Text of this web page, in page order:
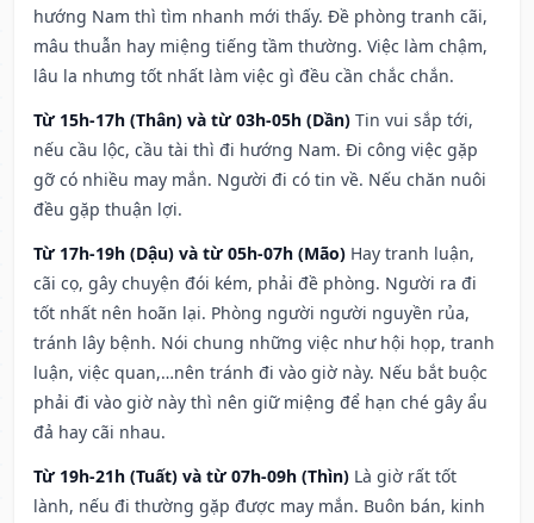
hướng Nam thì tìm nhanh mới thấy. Đề phòng tranh cãi,
mâu thuẫn hay miệng tiếng tầm thường. Việc làm chậm,
lâu la nhưng tốt nhất làm việc gì đều cần chắc chắn.
Từ 15h-17h (Thân) và từ 03h-05h (Dần) Tin vui sắp tới,
nếu cầu lộc, cầu tài thì đi hướng Nam. Đi công việc gặp
gỡ có nhiều may mắn. Người đi có tin về. Nếu chăn nuôi
đều gặp thuận lợi.
Từ 17h-19h (Dậu) và từ 05h-07h (Mão) Hay tranh luận,
cãi cọ, gây chuyện đói kém, phải đề phòng. Người ra đi
tốt nhất nên hoãn lại. Phòng người người nguyền rủa,
tránh lây bệnh. Nói chung những việc như hội họp, tranh
luận, việc quan,…nên tránh đi vào giờ này. Nếu bắt buộc
phải đi vào giờ này thì nên giữ miệng để hạn ché gây ẩu
đả hay cãi nhau.
Từ 19h-21h (Tuất) và từ 07h-09h (Thìn) Là giờ rất tốt
lành, nếu đi thường gặp được may mắn. Buôn bán, kinh